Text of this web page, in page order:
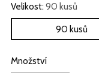
Velikost:90 kusů
90 kusů
Množství